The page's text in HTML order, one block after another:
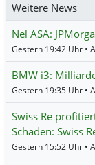
Weitere News
Nel ASA:
Gestern 19:42 Uhr •
BMW i3:
Gestern 19:35 Uhr •
Swiss Re
Schäden: Swiss
Gestern 15:52 Uhr •